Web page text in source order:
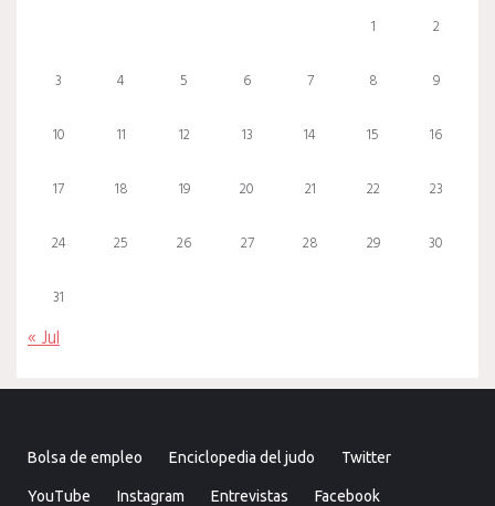
1 2
3 4 5 6 7 8 9
10 11 12 13 14 15 16
17 18 19 20 21 22 23
24 25 26 27 28 29 30
31
« Jul
Bolsa de empleo Enciclopedia del judo Twitter
YouTube Instagram Entrevistas Facebook